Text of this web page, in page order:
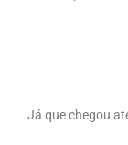
Já que chegou